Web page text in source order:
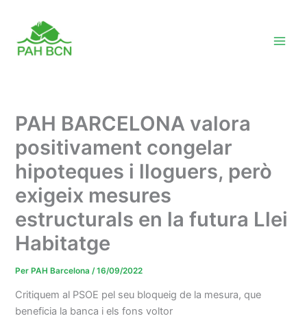
contingut
PAH BARCELONA valora
positivament congelar
hipoteques i lloguers, però
exigeix mesures
estructurals en la futura Llei
Habitatge
Per PAH Barcelona/16/09/2022
Critiquem al PSOE pel seu bloqueig de la mesura, que
beneficia la banca i els fons voltor